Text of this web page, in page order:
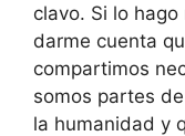
clavo. Si lo
darme cuenta
compartimos
somos partes
la humanidad y